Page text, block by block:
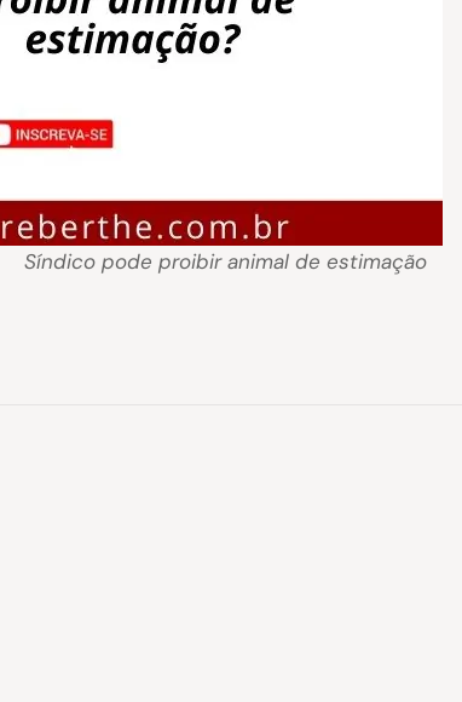
Síndico pode proibir animal de estimação